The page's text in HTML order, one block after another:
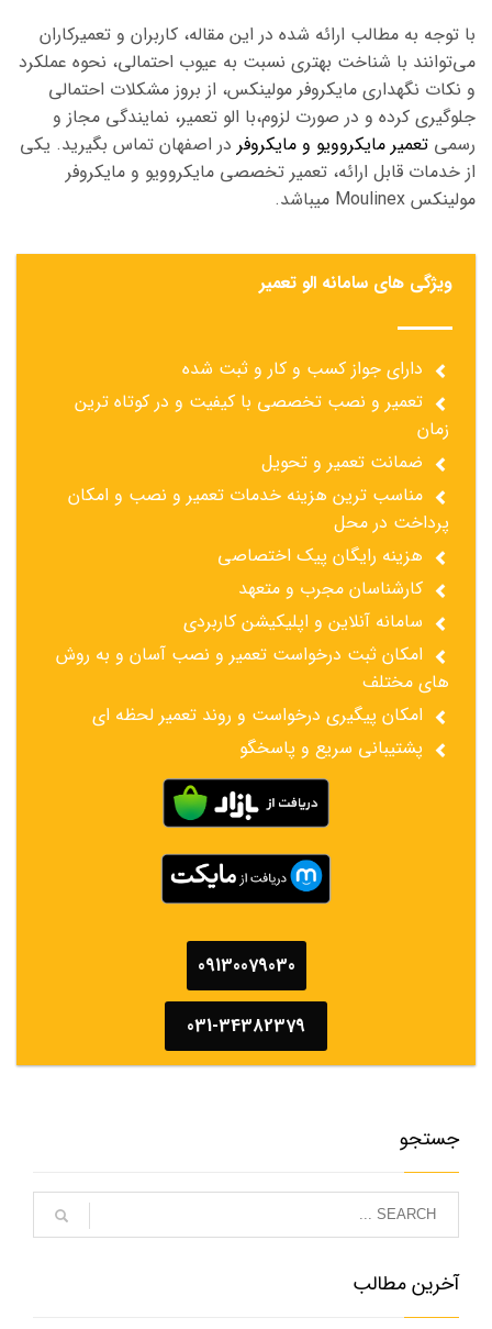
با توجه به مطالب ارائه شده در این مقاله، کاربران و تعمیرکاران
می‌توانند با شناخت بهتری نسبت به عیوب احتمالی، نحوه عملکرد
و نکات نگهداری مایکروفر مولینکس، از بروز مشکلات احتمالی
جلوگیری کرده و در صورت لزوم،با الو تعمیر، نمایندگی مجاز و
رسمی تعمیر مایکروویو و مایکروفر در اصفهان تماس بگیرید. یکی
از خدمات قابل ارائه، تعمیر تخصصی مایکروویو و مایکروفر
مولینکس Moulinex میباشد.
ویژگی های سامانه الو تعمیر
دارای جواز کسب و کار و ثبت شده
تعمیر و نصب تخصصی با کیفیت و در کوتاه ترین
زمان
ضمانت تعمیر و تحویل
مناسب ترین هزینه خدمات تعمیر و نصب و امکان
پرداخت در محل
هزینه رایگان پیک اختصاصی
کارشناسان مجرب و متعهد
سامانه آنلاین و اپلیکیشن کاربردی
امکان ثبت درخواست تعمیر و نصب آسان و به روش
های مختلف
امکان پیگیری درخواست و روند تعمیر لحظه ای
پشتیبانی سریع و پاسخگو
09130079030
031-34382379
جستجو
آخرین مطالب